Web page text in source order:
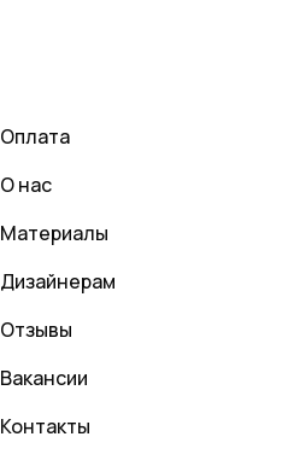
Оплата
О нас
Материалы
Дизайнерам
Отзывы
Вакансии
Контакты